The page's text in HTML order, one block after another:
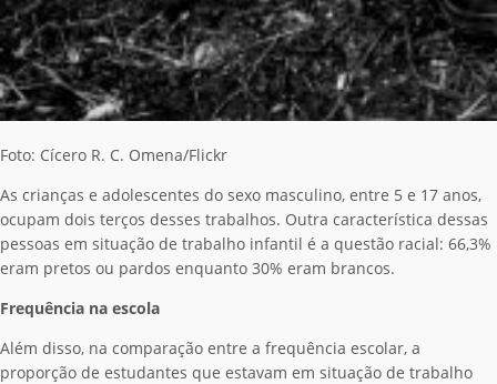
Foto: Cícero R. C. Omena/Flickr
As crianças e adolescentes do sexo masculino, entre 5 e 17 anos,
ocupam dois terços desses trabalhos. Outra característica dessas
pessoas em situação de trabalho infantil é a questão racial: 66,3%
eram pretos ou pardos enquanto 30% eram brancos.
Frequência na escola
Além disso, na comparação entre a frequência escolar, a
proporção de estudantes que estavam em situação de trabalho